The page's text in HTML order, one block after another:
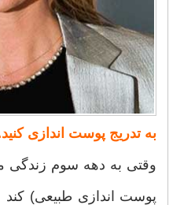
به تدریج پوست اندازی
وقتی به دهه سوم زندگی
پوست اندازی طبیعی)